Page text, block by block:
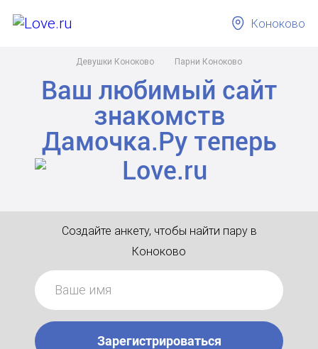
Девушки Коноково Парни Коноково
Коноково
Ваш любимый сайт
знакомств
Дамочка.Рутеперь
Создайте анкету, чтобы найти пару в
Коноково
Зарегистрироваться